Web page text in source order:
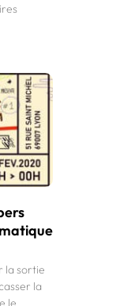
la sortie
la
le